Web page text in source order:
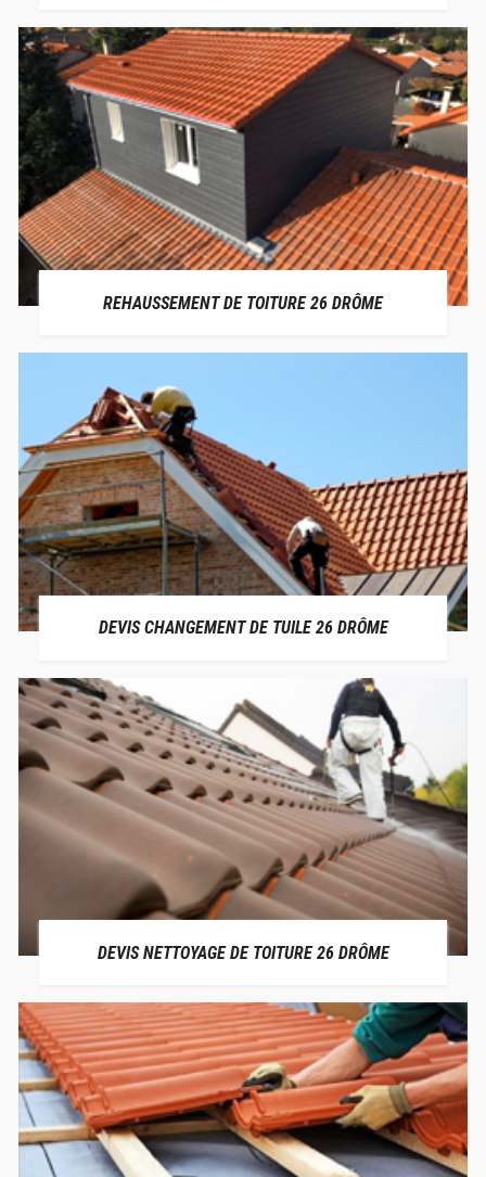
REHAUSSEMENT DE TOITURE 26 DRÔME
DEVIS CHANGEMENT DE TUILE 26 DRÔME
DEVIS NETTOYAGE DE TOITURE 26 DRÔME